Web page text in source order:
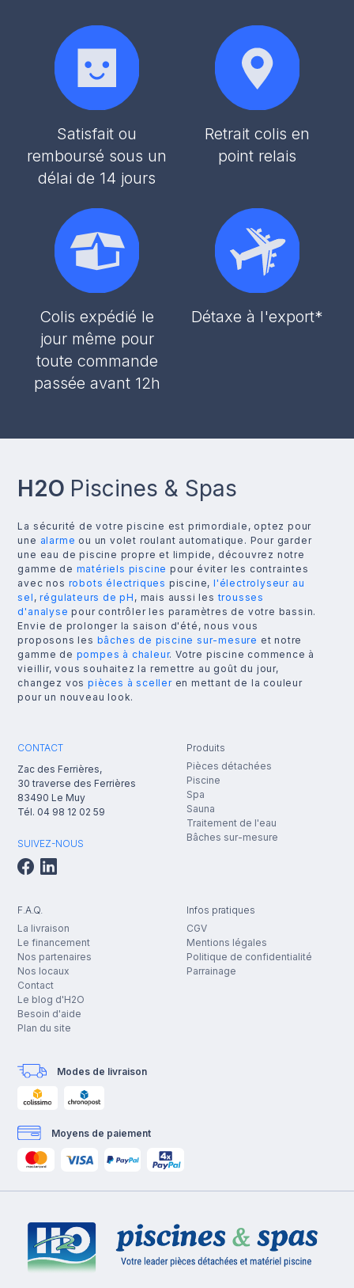
Satisfait ou
remboursé sous un
délai de 14 jours
Retrait colis en
point relais
Colis expédié le
jour même pour
toute commande
passée avant 12h
Détaxe à l'export*
H2O Piscines & Spas
La sécurité de votre piscine est primordiale, optez pour
une alarme ou un volet roulant automatique. Pour garder
une eau de piscine propre et limpide, découvrez notre
gamme de matériels piscine pour éviter les contraintes
avec nos robots électriques piscine, l'électrolyseur au
sel ,régulateurs de pH , mais aussi lestrousses
d'analyse pour contrôler les paramètres de votre bassin.
Envie de prolonger la saison d'été, nous vous
proposons les bâches de piscine sur-mesure et notre
gamme de pompes à chaleur. Votre piscine commence à
vieillir, vous souhaitez la remettre au goût du jour,
changez vos pièces à scelleren mettant de la couleur
pour un nouveau look.
CONTACT
Zac des Ferrières,
30 traverse des Ferrières
83490 Le Muy
Tél. 04 98 12 02 59
SUIVEZ-NOUS
Produits
Pièces détachées
Piscine
Spa
Sauna
Traitement de l'eau
Bâches sur-mesure
F.A.Q.
La livraison
Le financement
Nos partenaires
Nos locaux
Contact
Le blog d'H2O
Besoin d'aide
Plan du site
Infos pratiques
CGV
Mentions légales
Politique de confidentialité
Parrainage
Modes de livraison
Moyens de paiement